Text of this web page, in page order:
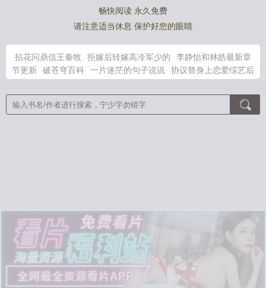
畅快阅读 永久免费
请注意适当休息 保护好您的眼睛
拈花问鼎信王秦牧 拒嫁后转嫁高冷军少的
李静怡和林皓最新章
节更新
破苍穹百科 一片迷茫的句子说说
协议替身上恋爱综艺后
后我顺便换了江山最新章节更
kpl女教练 拒嫁渣夫
迷茫一片使
人晕猜一生肖
钻破苍穹 穿成农家小娘子逃荒路上稳稳的
是心跳
当万人迷
大佬绝嗣！我一夜怀上他两个崽
和腹黑三叔闪
婚后真香了
棺妻美人
X